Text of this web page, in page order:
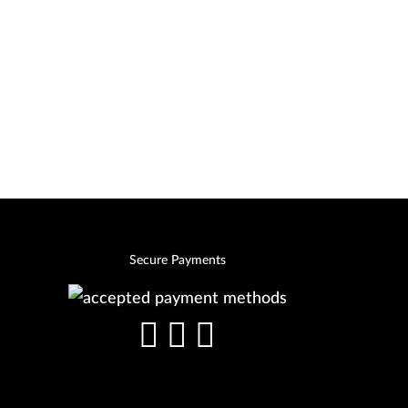
Secure Payments